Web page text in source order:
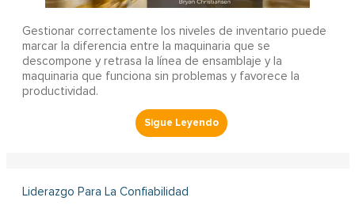
Gestionar correctamente los niveles de inventario puede
marcar la diferencia entre la maquinaria que se
descompone y retrasa la línea de ensamblaje y la
maquinaria que funciona sin problemas y favorece la
productividad.
Liderazgo Para La Confiabilidad